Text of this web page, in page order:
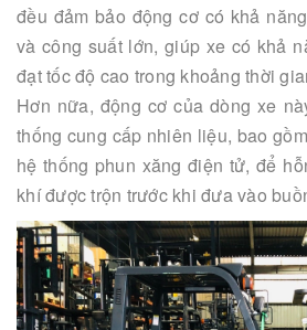
đều đảm bảo động cơ có khả
và công suất lớn, giúp xe có khả
đạt tốc độ cao trong khoảng thời
Hơn nữa, động cơ của dòng xe
thống cung cấp nhiên liệu, bao
hệ thống phun xăng điện tử, để
khí được trộn trước khi đưa vào